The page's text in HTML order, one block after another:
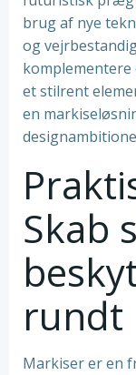
brug af nye
og
et stilrent
en
Skab
rundt
Markiser er en